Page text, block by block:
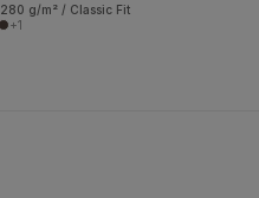
280 g/m² / Classic Fit
+1